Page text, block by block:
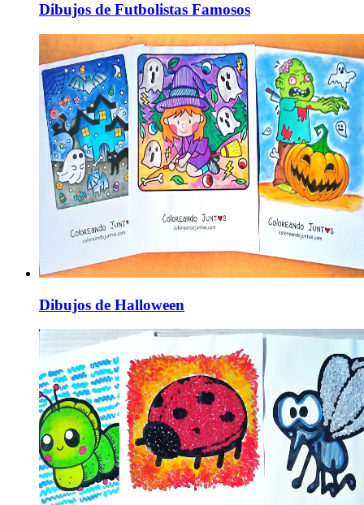
Dibujos de Futbolistas Famosos
Dibujos de Halloween